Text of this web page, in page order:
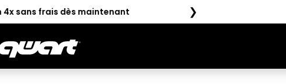
sans frais dès maintenant ❯